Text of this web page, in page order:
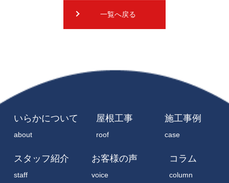
一覧へ戻る
いらかについて
about
屋根工事
roof
施工事例
case
スタッフ紹介
staff
お客様の声
voice
コラム
column